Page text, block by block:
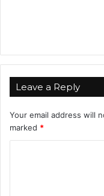
Leave a Reply
Your email address will
marked *